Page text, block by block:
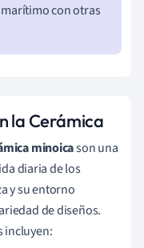
con otras
la Cerámica
minoicason una
diaria de los
y su entorno
de diseños.
incluyen: